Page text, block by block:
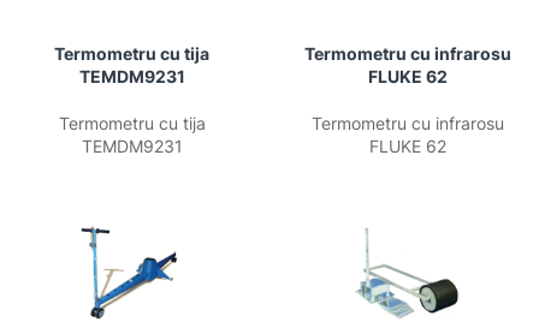
Termometru cu tija
TEMDM9231
Termometru cu tija
TEMDM9231
Termometru cu infrarosu
FLUKE 62
Termometru cu infrarosu
FLUKE 62